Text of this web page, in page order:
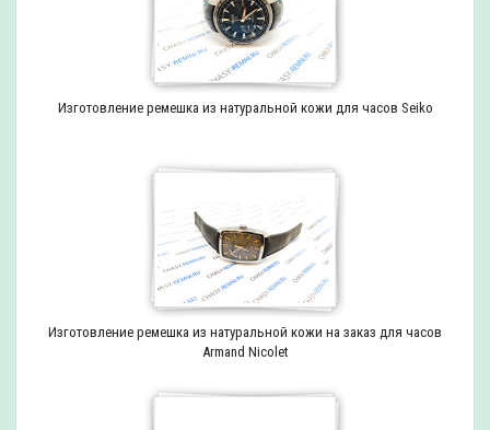
Изготовление ремешка из натуральной кожи для часов Seiko
Изготовление ремешка из натуральной кожи на заказ для часов
Armand Nicolet